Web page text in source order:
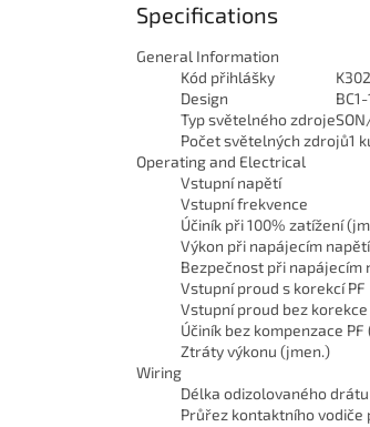
Specifications
General Information
Kód přihlášky
Design
Typ světelného zdroje
Počet světelných zdrojů1
Operating and Electrical
Vstupní napětí
Vstupní frekvence
Účiník při 100% zatížení
Výkon při napájecím
Bezpečnost při napájecím
Vstupní proud s korekcí PF
Vstupní proud bez korekce
Účiník bez kompenzace
Ztráty výkonu (jmen.)
Wiring
Délka odizolovaného drátu
Průřez kontaktního vodiče